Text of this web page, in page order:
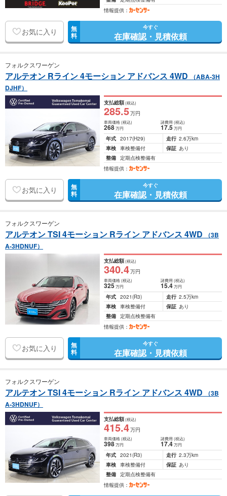
情報提供：
お気に入り 無
料
今すぐ
在庫確認・見積依頼
フォルクスワーゲン
アルテオン Rライン 4モーション アドバンス 4WD
（ABA-3H
DJHF）
支払総額(税込)
285.5万円
車両価格(税込)
268万円
諸費用 (税込)
17.5 万円
年式 2017(H29) 走行 2.6万km
車検 車検整備付 保証 あり
整備 定期点検整備有
情報提供：
お気に入り 無
料
今すぐ
在庫確認・見積依頼
フォルクスワーゲン
アルテオン TSI 4モーション Rライン アドバンス 4WD
（3B
A-3HDNUF）
支払総額(税込)
340.4万円
車両価格(税込)
325万円
諸費用 (税込)
15.4 万円
年式 2021(R3) 走行 2.5万km
車検 車検整備付 保証 あり
整備 定期点検整備有
情報提供：
お気に入り 無
料
今すぐ
在庫確認・見積依頼
フォルクスワーゲン
アルテオン TSI 4モーション Rライン アドバンス 4WD
（3B
A-3HDNUF）
支払総額(税込)
415.4万円
車両価格(税込)
398万円
諸費用 (税込)
17.4 万円
年式 2021(R3) 走行 2.3万km
車検 車検整備付 保証 あり
整備 定期点検整備有
情報提供：